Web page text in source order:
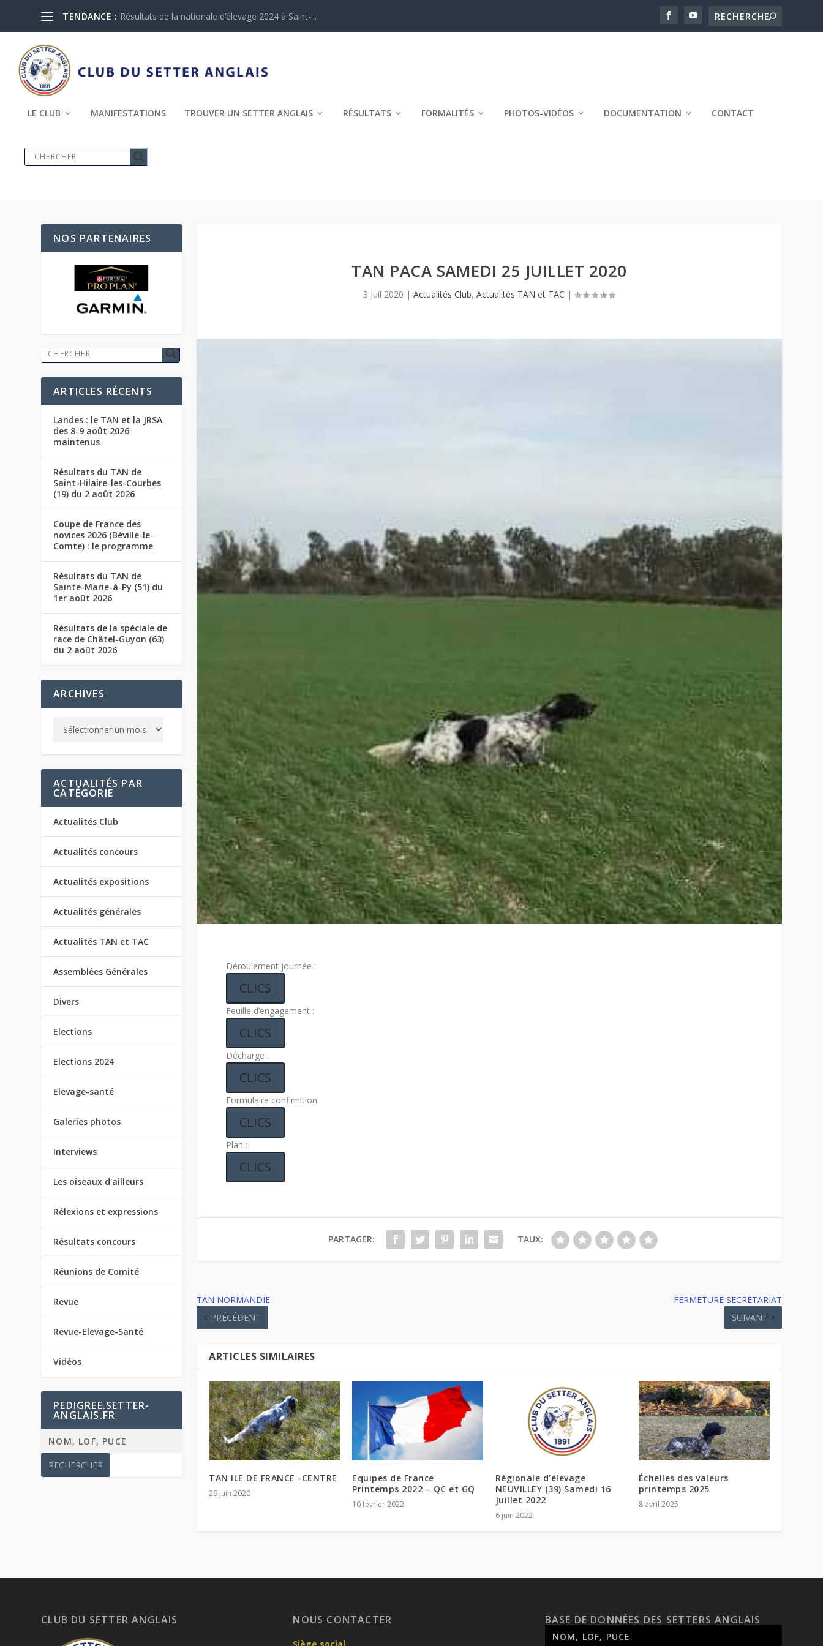
TENDANCE : GOUTTE D’EAU ET TROPHÉE DES OISELLES
LE CLUB MANIFESTATIONS TROUVER UN SETTER ANGLAIS RÉSULTATS FORMALITÉS PHOTOS-VIDÉOS DOCUMENTATION CONTACT
TAN PACA SAMEDI 25 JUILLET 2020
3 Juil 2020 |Actualités Club,Actualités TAN et TAC |
Déroulement journée :
CLICS
Feuille d’engagement :
CLICS
Décharge :
CLICS
Formulaire confirmtion
CLICS
Plan :
CLICS
PARTAGER: TAUX:
TAN NORMANDIE
PRÉCÉDENT
FERMETURE SECRETARIAT
SUIVANT
ARTICLES SIMILAIRES
TAN ILE DE FRANCE -CENTRE
29 juin 2020
Equipes de France
Printemps 2022 – QC et GQ
10 février 2022
Régionale d’élevage
NEUVILLEY (39) Samedi 16
Juillet 2022
6 juin 2022
Échelles des valeurs
printemps 2025
8 avril 2025
NOS PARTENAIRES
ARTICLES RÉCENTS
Landes : le TAN et la JRSA
des 8-9 août 2026
maintenus
Résultats du TAN de
Saint-Hilaire-les-Courbes
(19) du 2 août 2026
Coupe de France des
novices 2026 (Béville-le-
Comte) : le programme
Résultats du TAN de
Sainte-Marie-à-Py (51) du
1er août 2026
Résultats de la spéciale de
race de Châtel-Guyon (63)
du 2 août 2026
ARCHIVES
ACTUALITÉS PAR
CATÉGORIE
Actualités Club
Actualités concours
Actualités expositions
Actualités générales
Actualités TAN et TAC
Assemblées Générales
Divers
Elections
Elections 2024
Elevage-santé
Galeries photos
Interviews
Les oiseaux d'ailleurs
Rélexions et expressions
Résultats concours
Réunions de Comité
Revue
Revue-Elevage-Santé
Vidéos
PEDIGREE.SETTER-
ANGLAIS.FR
CLUB DU SETTER ANGLAIS NOUS CONTACTER
Siège social
BASE DE DONNÉES DES SETTERS ANGLAIS